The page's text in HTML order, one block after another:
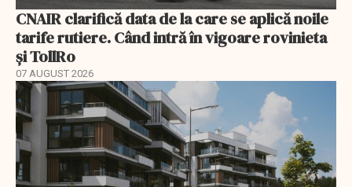
CNAIR clarifică data de la care se aplică noile
tarife rutiere. Când intră în vigoare rovinieta
și TollRo
07 AUGUST 2026